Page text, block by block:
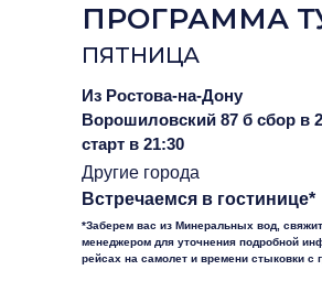
ПРОГРАММА
ПЯТНИЦА
Другие города
Встречаемся в гостинице*
*Заберем вас из Минеральных вод,
менеджером для уточнения подробной
рейсах на самолет и времени стыковки с
Из Ростова-на-Дону
Ворошиловский 87 б сбор в
старт в 21:30